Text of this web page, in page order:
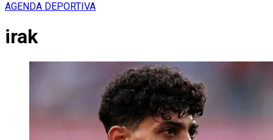
AGENDA DEPORTIVA
irak